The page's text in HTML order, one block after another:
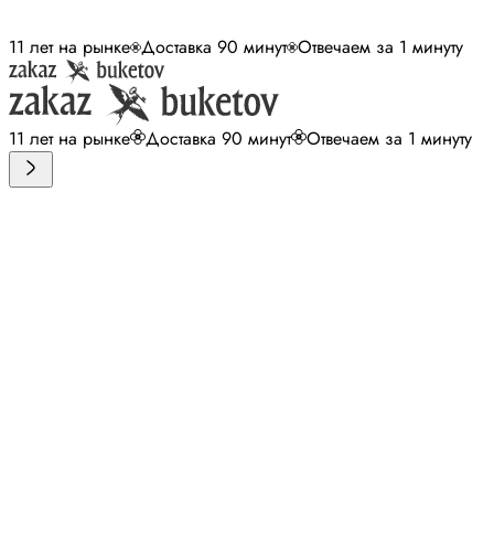
11 лет на рынке Доставка 90 минут Отвечаем за 1 минуту
11 лет на рынке Доставка 90 минут Отвечаем за 1 минуту